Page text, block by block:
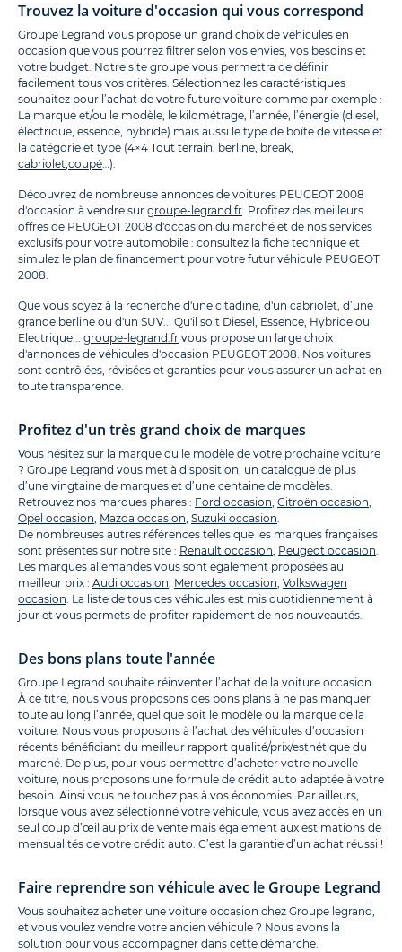
Trouvez la voiture d'occasion qui vous correspond
Groupe Legrand vous propose un grand choix de véhicules en
occasion que vous pourrez filtrer selon vos envies, vos besoins et
votre budget. Notre site groupe vous permettra de définir
facilement tous vos critères. Sélectionnez les caractéristiques
souhaitez pour l’achat de votre future voiture comme par exemple :
La marque et/ou le modèle, le kilométrage, l’année, l’énergie (diesel,
électrique, essence, hybride) mais aussi le type de boîte de vitesse et
la catégorie et type (4×4 Tout terrain, berline, break,
cabriolet,coupé…).
Découvrez de nombreuse annonces de voitures PEUGEOT 2008
d'occasion à vendre sur groupe-legrand.fr. Profitez des meilleurs
offres de PEUGEOT 2008 d'occasion du marché et de nos services
exclusifs pour votre automobile : consultez la fiche technique et
simulez le plan de financement pour votre futur véhicule PEUGEOT
2008.
Que vous soyez à la recherche d'une citadine, d'un cabriolet, d’une
grande berline ou d'un SUV... Qu'il soit Diesel, Essence, Hybride ou
Electrique... groupe-legrand.fr vous propose un large choix
d'annonces de véhicules d'occasion PEUGEOT 2008. Nos voitures
sont contrôlées, révisées et garanties pour vous assurer un achat en
toute transparence.
Profitez d'un très grand choix de marques
Vous hésitez sur la marque ou le modèle de votre prochaine voiture
? Groupe Legrand vous met à disposition, un catalogue de plus
d’une vingtaine de marques et d’une centaine de modèles.
Retrouvez nos marques phares : Ford occasion, Citroën occasion,
Opel occasion, Mazda occasion, Suzuki occasion.
De nombreuses autres références telles que les marques françaises
sont présentes sur notre site : Renault occasion, Peugeot occasion.
Les marques allemandes vous sont également proposées au
meilleur prix : Audi occasion, Mercedes occasion, Volkswagen
occasion. La liste de tous ces véhicules est mis quotidiennement à
jour et vous permets de profiter rapidement de nos nouveautés.
Des bons plans toute l'année
Groupe Legrand souhaite réinventer l’achat de la voiture occasion.
À ce titre, nous vous proposons des bons plans à ne pas manquer
toute au long l’année, quel que soit le modèle ou la marque de la
voiture. Nous vous proposons à l’achat des véhicules d’occasion
récents bénéficiant du meilleur rapport qualité/prix/esthétique du
marché. De plus, pour vous permettre d’acheter votre nouvelle
voiture, nous proposons une formule de crédit auto adaptée à votre
besoin. Ainsi vous ne touchez pas à vos économies. Par ailleurs,
lorsque vous avez sélectionné votre véhicule, vous avez accès en un
seul coup d’œil au prix de vente mais également aux estimations de
mensualités de votre crédit auto. C’est la garantie d’un achat réussi !
Faire reprendre son véhicule avec le Groupe Legrand
Vous souhaitez acheter une voiture occasion chez Groupe legrand,
et vous voulez vendre votre ancien véhicule ? Nous avons la
solution pour vous accompagner dans cette démarche.